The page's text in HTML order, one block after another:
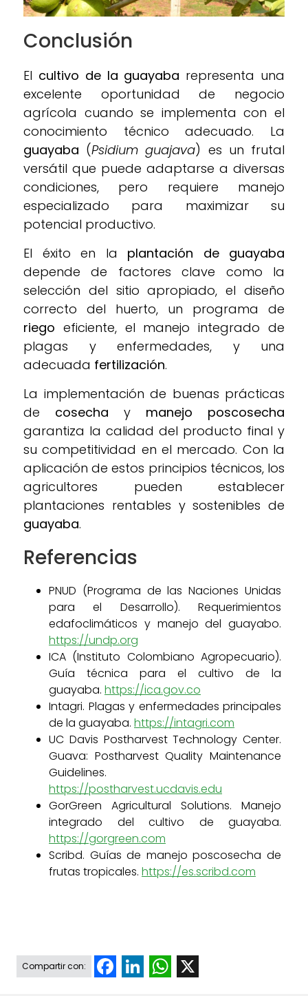
Conclusión
El cultivo de la guayaba representa una
excelente oportunidad de negocio
agrícola cuando se implementa con el
conocimiento técnico adecuado. La
guayaba (Psidium guajava) es un frutal
versátil que puede adaptarse a diversas
condiciones, pero requiere manejo
especializado para maximizar su
potencial productivo.
El éxito en la plantación de guayaba
depende de factores clave como la
selección del sitio apropiado, el diseño
correcto del huerto, un programa de
riego eficiente, el manejo integrado de
plagas y enfermedades, y una
adecuada fertilización.
La implementación de buenas prácticas
de cosecha y manejo poscosecha
garantiza la calidad del producto final y
su competitividad en el mercado. Con la
aplicación de estos principios técnicos, los
agricultores pueden establecer
plantaciones rentables y sostenibles de
guayaba.
Referencias
PNUD (Programa de las Naciones Unidas
para el Desarrollo). Requerimientos
edafoclimáticos y manejo del guayabo.
https://undp.org
ICA (Instituto Colombiano Agropecuario).
Guía técnica para el cultivo de la
guayaba. https://ica.gov.co
Intagri. Plagas y enfermedades principales
de la guayaba. https://intagri.com
UC Davis Postharvest Technology Center.
Guava: Postharvest Quality Maintenance
Guidelines.
https://postharvest.ucdavis.edu
GorGreen Agricultural Solutions. Manejo
integrado del cultivo de guayaba.
https://gorgreen.com
Scribd. Guías de manejo poscosecha de
frutas tropicales. https://es.scribd.com
Compartir con: FacebookLinkedInWhatsApp